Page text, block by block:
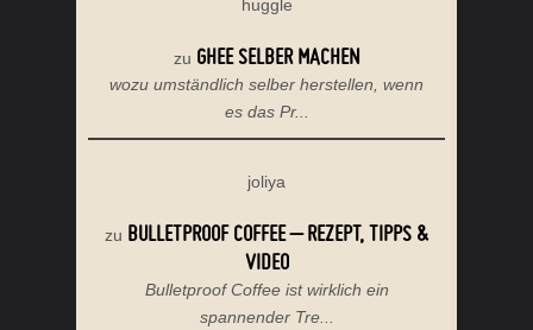
huggle
zu GHEE SELBER MACHEN
wozu umständlich selber herstellen, wenn
es das Pr...
joliya
zu BULLETPROOF COFFEE – REZEPT, TIPPS &
VIDEO
Bulletproof Coffee ist wirklich ein
spannender Tre...